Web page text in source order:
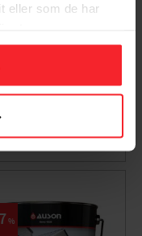
eller som de har
Extra Vit,
BA32272
Lägg
%